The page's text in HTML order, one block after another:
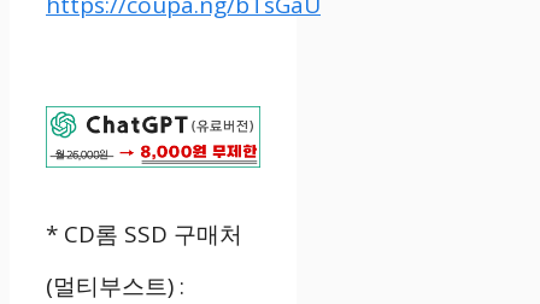
* CD롬 SSD 구매처
(멀티부스트) :